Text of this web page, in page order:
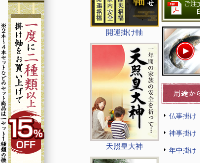
開運掛け軸
天照皇大神
仏事掛け
神事掛け
年中掛け